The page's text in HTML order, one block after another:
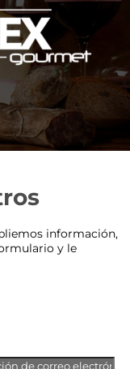
información,
y le